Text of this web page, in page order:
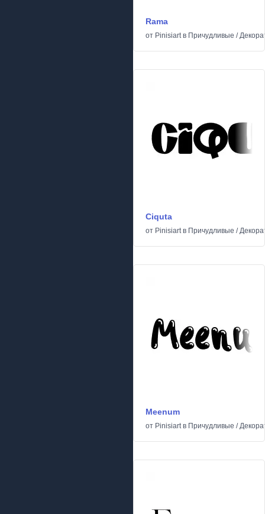
Rama
от Pinisiartв Причудливые /
Ciquta
от Pinisiartв Причудливые /
Meenum
от Pinisiartв Причудливые /